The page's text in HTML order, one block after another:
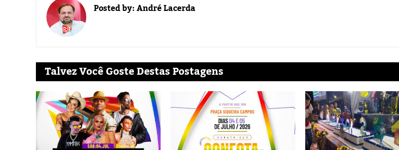
Posted by:André Lacerda
Talvez Você Goste Destas Postagens